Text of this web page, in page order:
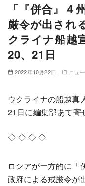
「『併合』
厳令が出され
クライナ船越
20、21日
2022年10月22日 ニュ
ウクライナの船越真
21日に編集部あて寄
◇ ◇ ◇ ◇
ロシアが一方的に「
政府による戒厳令が